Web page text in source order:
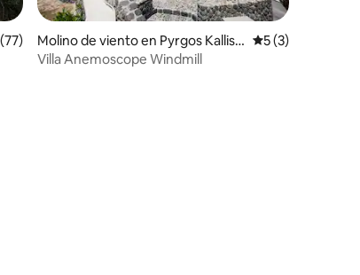
promedio: 4,97 de 5. 77 evaluaciones
Molino de viento en Pyrgos Kallisti
s
Calificación
5 (3)
Villa Anemoscope Windmill